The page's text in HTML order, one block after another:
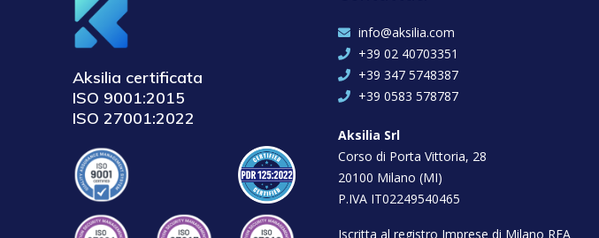
Aksilia certificata
ISO 9001:2015
ISO 27001:2022
info@aksilia.com
+39 02 40703351
+39 347 5748387
+39 0583 578787
Aksilia Srl
Corso di Porta Vittoria, 28
20100 Milano (MI)
P.IVA IT02249540465
Iscritta al registro Imprese di Milano REA